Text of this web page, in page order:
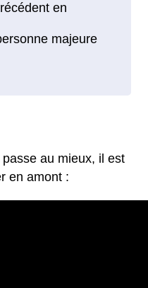
au mieux, il est
en amont :